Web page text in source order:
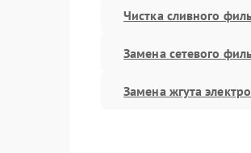
Чистка сливного
Замена сетевого
Замена жгута